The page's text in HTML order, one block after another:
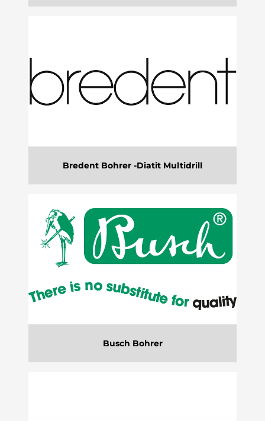
Bredent Bohrer -Diatit Multidrill
Busch Bohrer